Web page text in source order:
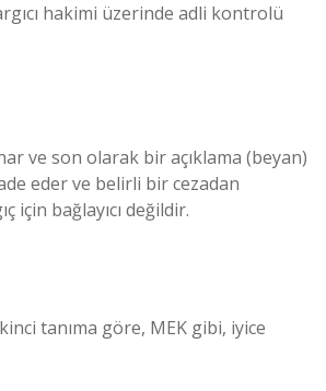
hakimi üzerinde adli kontrolü
ve son olarak bir açıklama (beyan)
eder ve belirli bir cezadan
için bağlayıcı değildir.
tanıma göre, MEK gibi, iyice